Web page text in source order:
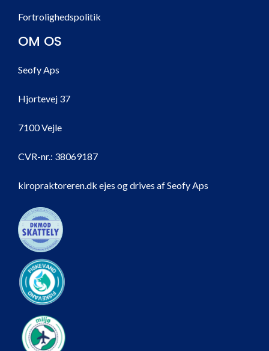
Fortrolighedspolitik
OM OS
Seofy Aps
Hjortevej 37
7100 Vejle
CVR-nr.: 38069187
kiropraktoreren.dk ejes og drives af Seofy Aps